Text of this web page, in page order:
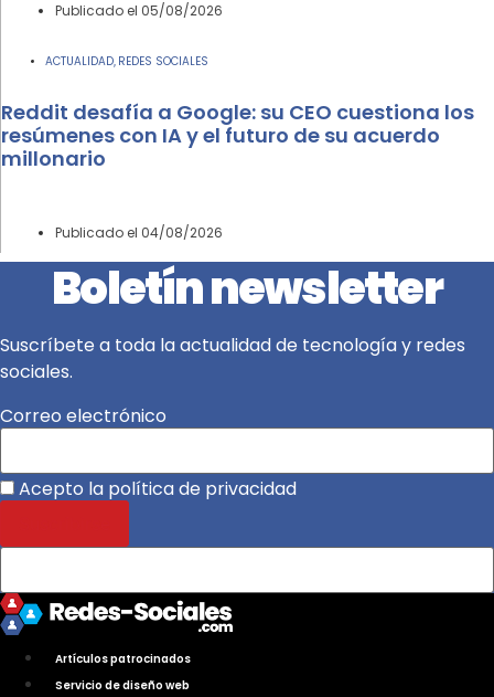
Publicado el 05/08/2026
ACTUALIDAD, REDES SOCIALES
Reddit desafía a Google: su CEO cuestiona los
resúmenes con IA y el futuro de su acuerdo
millonario
Publicado el 04/08/2026
Boletín newsletter
Suscríbete a toda la actualidad de tecnología y redes
sociales.
Correo electrónico
Acepto la política de privacidad
Artículos patrocinados
Servicio de diseño web